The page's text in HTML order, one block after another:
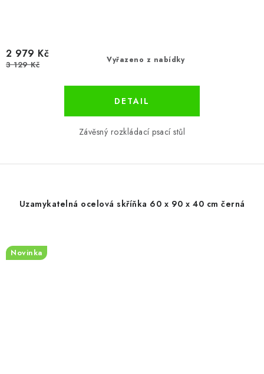
Vyřazeno z nabídky
2 979 Kč
3 129 Kč
Závěsný rozkládací psací stůl
Uzamykatelná ocelová skříňka 60 x 90 x 40 cm černá
Novinka